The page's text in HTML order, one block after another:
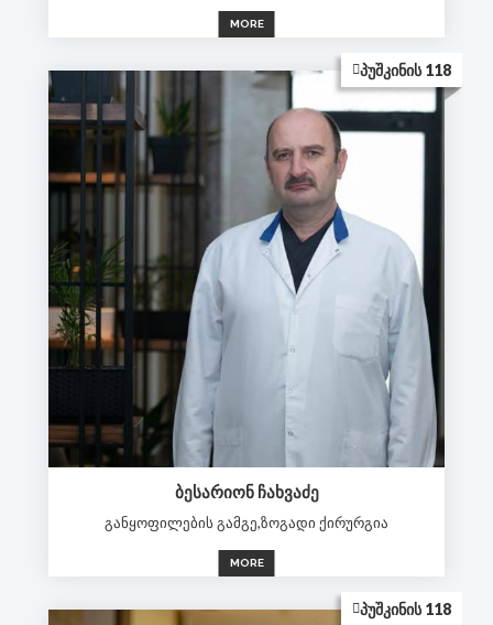
MORE
ᲞᲣᲨᲙᲘᲜᲘᲡ 118
ᲑᲔᲡᲐᲠᲘᲝᲜ ᲩᲐᲮᲕᲐᲫᲔ
განყოფილების გამგე,ზოგადი ქირურგია
MORE
ᲞᲣᲨᲙᲘᲜᲘᲡ 118